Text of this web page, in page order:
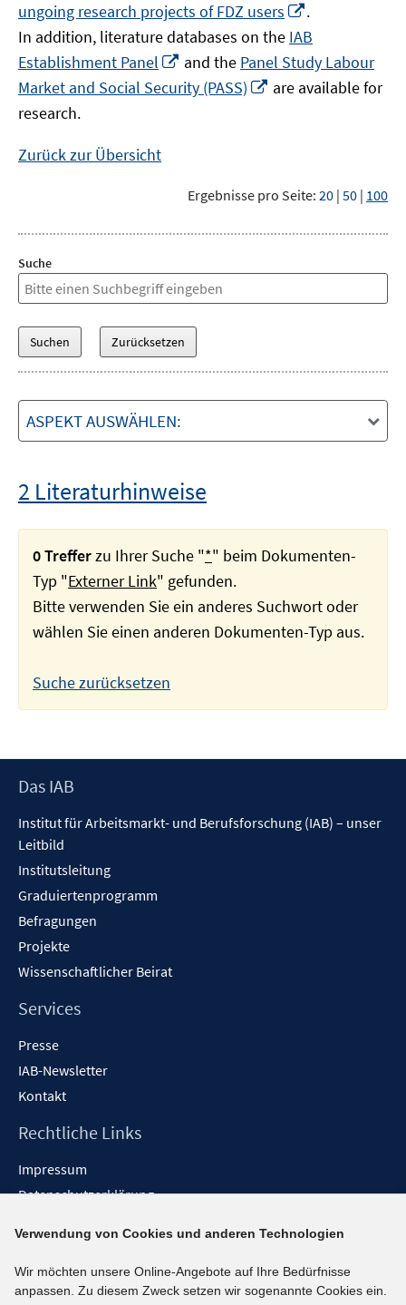
ungoing research projects of FDZ users
neuem
Fenster
öffnen
.
In addition, literature databases on the IAB
Establishment Panel
In
neuem
Fenster
and the Panel Study Labour
Market and Social Security (PASS)
In
are available for
research.
Zurück zur Übersicht
Ergebnisse pro Seite: 20 | 50 | 100
Suche
ASPEKT AUSWÄHLEN:
2 Literaturhinweise
0 Trefferzu Ihrer Suche "*" beim Dokumenten-
Typ "Externer Link" gefunden.
Bitte verwenden Sie ein anderes Suchwort oder
wählen Sie einen anderen Dokumenten-Typ aus.
Suche zurücksetzen
Footer
Das IAB
Institut für Arbeitsmarkt- und Berufsforschung (IAB) – unser
Leitbild
Institutsleitung
Graduiertenprogramm
Befragungen
Projekte
Wissenschaftlicher Beirat
Services
Presse
IAB-Newsletter
Kontakt
Rechtliche Links
Impressum
Datenschutzerklärung
Barrieren melden
Social-Media-Kanäle
Verwendung von Cookies und anderen Technologien
Wir möchten unsere Online-Angebote auf Ihre Bedürfnisse
anpassen. Zu diesem Zweck setzen wir sogenannte Cookies ein.